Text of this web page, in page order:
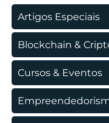
Artigos Especiais
Blockchain &
Cursos & Eventos